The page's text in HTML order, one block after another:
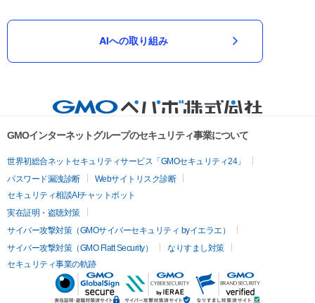
AIへの取り組み
GMOインターネットグループのセキュリティ事業について
世界初総合ネットセキュリティサービス「GMOセキュリティ24」
パスワード漏洩診断
Webサイトリスク診断
セキュリティ相談AIチャットボット
実在証明・盗聴対策
サイバー攻撃対策（GMOサイバーセキュリティ byイエラエ）
サイバー攻撃対策（GMO Flatt Security）
なりすまし対策
セキュリティ事業の軌跡